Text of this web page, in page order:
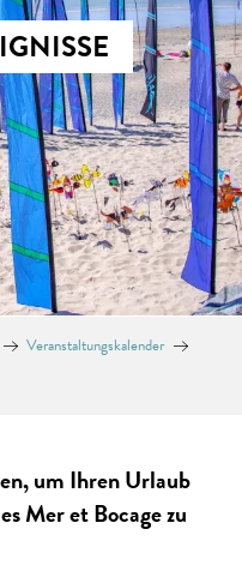
Veranstaltungskalender
um Ihren Urlaub
Mer et Bocage zu